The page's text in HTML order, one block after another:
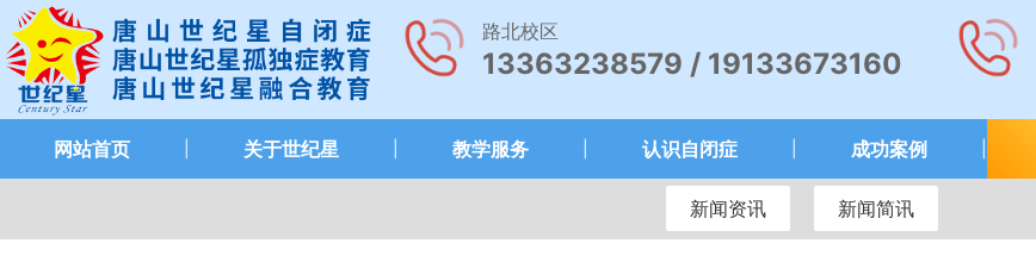
路北校区
13363238579 / 19133673160
网站首页 关于世纪星 教学服务 认识自闭症 成功案例
新闻资讯 新闻简讯